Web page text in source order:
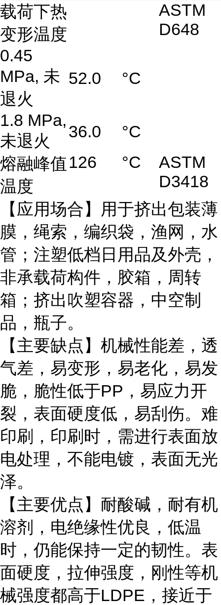
载荷下热
变形温度
ASTM
D648
0.45
MPa, 未
退火
52.0 °C
1.8 MPa,
未退火
36.0
°C
熔融峰值
温度
126 °C
ASTM
D3418
【应用场合】用于挤出包装薄
膜，绳索，编织袋，渔网，水
管；注塑低档日用品及外壳，
非承载荷构件，胶箱，周转
箱；挤出吹塑容器，中空制
品，瓶子。
【主要缺点】机械性能差，透
气差，易变形，易老化，易发
脆，脆性低于PP，易应力开
裂，表面硬度低，易刮伤。难
印刷，印刷时，需进行表面放
电处理，不能电镀，表面无光
泽。
【主要优点】耐酸碱，耐有机
溶剂，电绝缘性优良，低温
时，仍能保持一定的韧性。表
面硬度，拉伸强度，刚性等机
械强度都高于LDPE，接近于